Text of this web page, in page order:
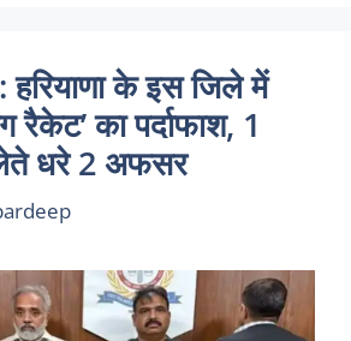
के इस जिले में
रैकेट’ का पर्दाफाश, 1
धरे 2 अफसर